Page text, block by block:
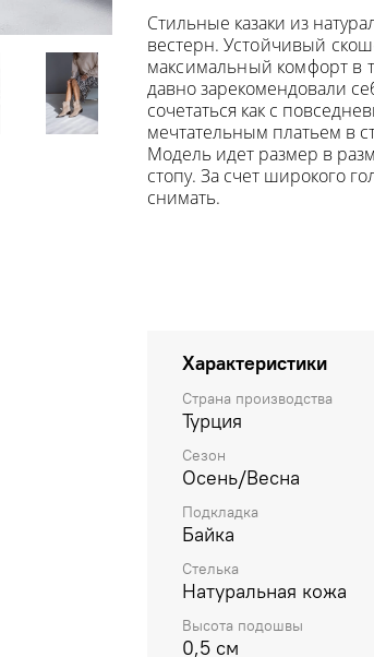
Стильные казаки из
вестерн. Устойчивый
максимальный комфорт в
давно зарекомендовали
сочетаться как с
мечтательным платьем в
Модель идет размер в
стопу. За счет широкого
снимать.
Характеристики
Страна производства
Турция
Сезон
Осень/Весна
Подкладка
Байка
Стелька
Натуральная кожа
Высота подошвы
0,5 см